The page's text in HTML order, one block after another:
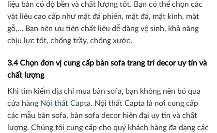
liệu bàn có độ bền và chất lượng tốt. Bạn có thể chọn các
vật liệu cao cấp như mặt đá phiến, mặt đá, mặt kính, mặt
gỗ,… Bạn nên ưu tiên chất liệu dễ dàng vệ sinh, khả năng
chịu lực tốt, chống trầy, chống xước.
3.4 Chọn đơn vị cung cấp bàn sofa trang trí decor uy tín và
chất lượng
Khi tìm kiếm địa chỉ mua bàn sofa, bạn không nên bỏ qua
cửa hàng Nội thất Capta. Nội thất Capta là nơi cung cấp
các mẫu bàn sofa, bàn sofa decor hiện đại uy tín và chất
lượng. Chúng tôi cung cấp cho quý khách hàng đa dạng các